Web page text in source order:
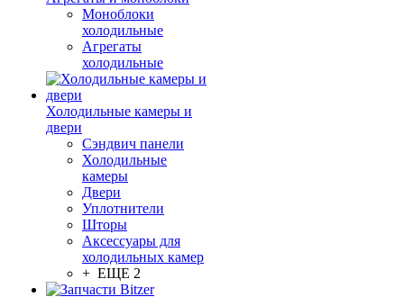
Моноблоки
холодильные
Агрегаты
холодильные
Холодильные камеры и
двери
Сэндвич панели
Холодильные
камеры
Двери
Уплотнители
Шторы
Аксессуары для
холодильных камер
+ ЕЩЕ 2